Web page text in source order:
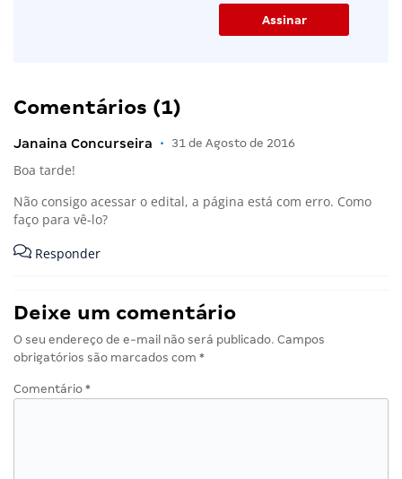
Comentários (1)
Janaina Concurseira • 31 de Agosto de 2016
Boa tarde!
Não consigo acessar o edital, a página está com erro. Como
faço para vê-lo?
Responder
Deixe um comentário
O seu endereço de e-mail não será publicado. Campos
obrigatórios são marcados com *
Comentário *